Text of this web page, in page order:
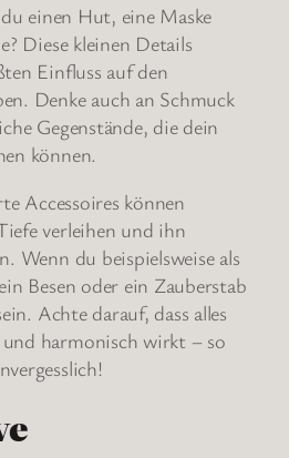
einen Hut, eine Maske
Diese kleinen Details
Einfluss auf den
Denke auch an Schmuck
Gegenstände, die dein
können.
Accessoires können
verleihen und ihn
Wenn du beispielsweise als
Besen oder ein Zauberstab
Achte darauf, dass alles
harmonisch wirkt – so